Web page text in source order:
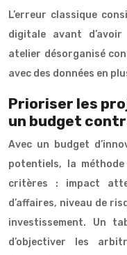
L’erreur classique
digitale avant
atelier désorganisé
avec des données en
Prioriser les
un budget
Avec un budget
potentiels, la
critères : impact
d’affaires, niveau de
investissement. Un
d’objectiver les